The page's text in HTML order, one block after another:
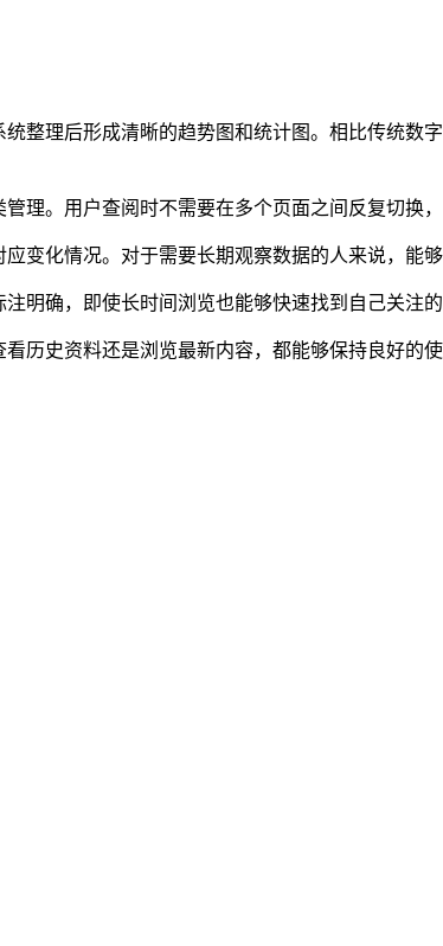
整理后形成清晰的趋势图和统计图。相比传统数
理。用户查阅时不需要在多个页面之间反复切换
变化情况。对于需要长期观察数据的人来说，能
明确，即使长时间浏览也能够快速找到自己关注
历史资料还是浏览最新内容，都能够保持良好的